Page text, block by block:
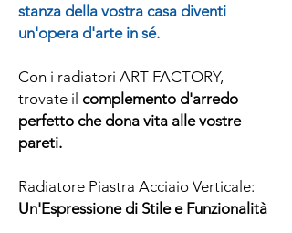
stanza della vostra casa diventi
un'opera d'arte in sé.
Con i radiatori ART FACTORY,
trovate il complemento d'arredo
perfetto che dona vita alle vostre
pareti.
Radiatore Piastra Acciaio Verticale:
Un'Espressione di Stile e Funzionalità